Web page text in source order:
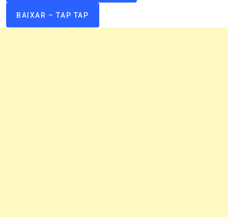
BAIXAR – TAP TAP